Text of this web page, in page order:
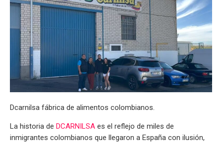
Dcarnilsa fábrica de alimentos colombianos.
La historia de DCARNILSA es el reflejo de miles de
inmigrantes colombianos que llegaron a España con ilusión,